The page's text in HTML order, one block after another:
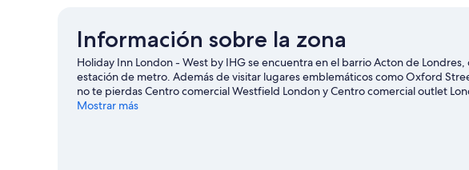
Información sobre la zona
Holiday Inn London - West by IHG se encuentra en el barrio Acton de
estación de metro. Además de visitar lugares emblemáticos como Oxford
no te pierdas Centro comercial Westfield London y Centro comercial outlet
de un evento especial? Puedes consultar el calendario de SSE Arena,
Mostrar más